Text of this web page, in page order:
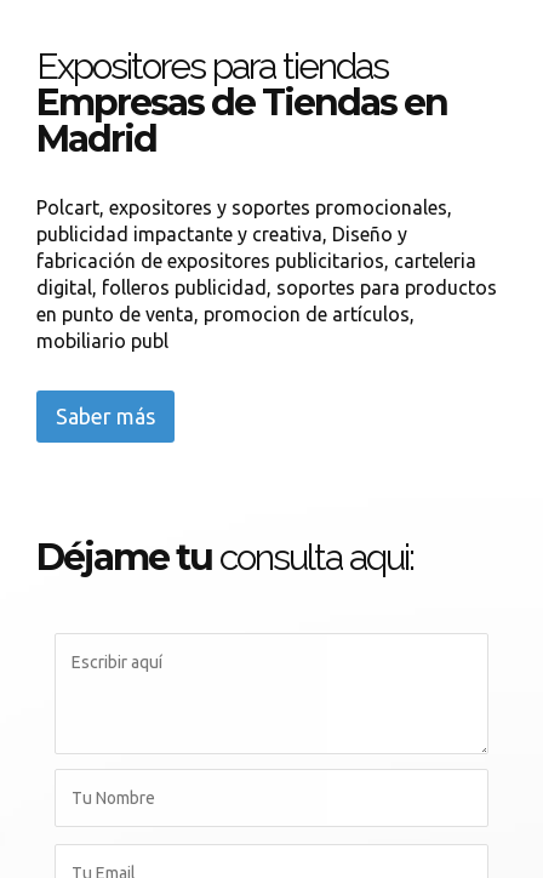
Expositores para tiendas
Empresas de Tiendas en
Madrid
Polcart, expositores y soportes promocionales,
publicidad impactante y creativa, Diseño y
fabricación de expositores publicitarios, carteleria
digital, folleros publicidad, soportes para productos
en punto de venta, promocion de artículos,
mobiliario publ
Saber más
Déjame tu consulta aqui: